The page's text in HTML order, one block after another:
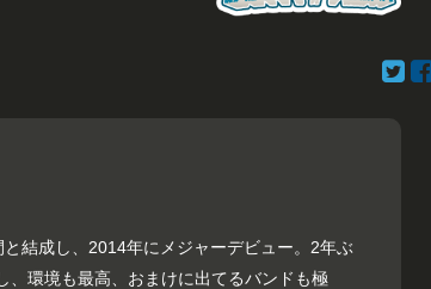
結成し、2014年にメジャーデビュー。2年ぶ
、環境も最高、おまけに出てるバンドも極